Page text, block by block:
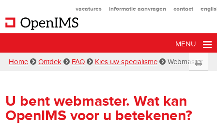
vacatures informatie aanvragen contact
MENU
Home Ontdek FAQ Kies uw specialisme Webmaster
U bent webmaster. Wat kan
OpenIMS voor u betekenen?